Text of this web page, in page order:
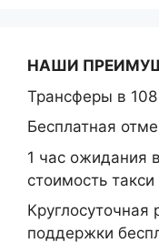
НАШИ
Трансферы в 108
Бесплатная
1 час ожидания
стоимость такси
Круглосуточная
поддержки